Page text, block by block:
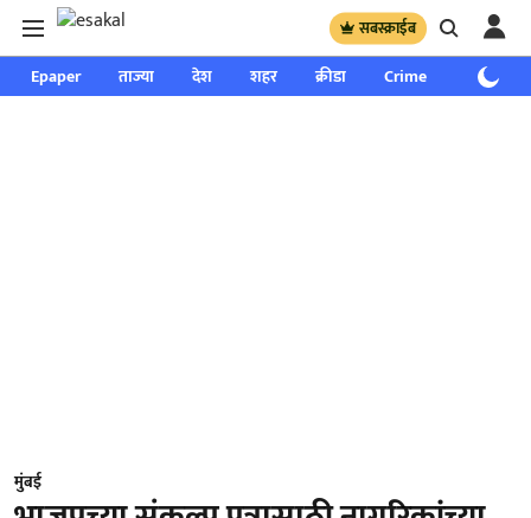
सबस्क्राईब
Epaper ताज्या देश शहर क्रीडा Crime साप्ताहिक
मुंबई